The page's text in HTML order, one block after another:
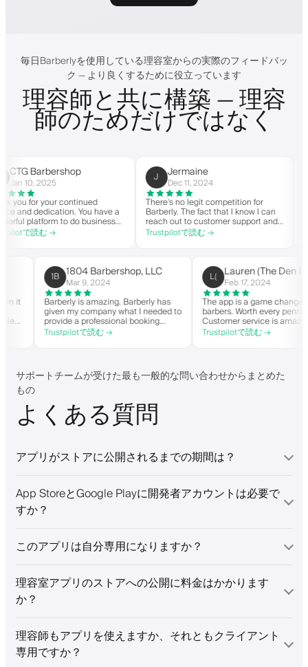
毎日Barberlyを使用している理容室からの実際のフィードバッ
ク — より良くするために役立っています
理容師と共に構築 — 理容
師のためだけではなく
Barbershop
2025
your continued
dedication. You have a
to do business
Thank you from
読む →
Jermaine
Dec 11, 2024
There's no legit competition for
Barberly. The fact that I know I can
reach out to customer support and
actually get help is a major reason I
stay. Barberly provides a ton of
Trustpilotで読む →
you
on the
highly
when it
able
1B 1804 Barbershop, LLC
Mar 9, 2024
Barberly is amazing. Barberly has
given my company what I needed to
provide a professional booking
experience for my clients. Their
team has been exceptional,
Trustpilotで読む →
L( Lauren (The
Feb 17, 2024
The app is a game
barbers. Worth
Customer service
helps with
they need.
Trustpilotで読む →
サポートチームが受けた最も一般的な問い合わせからまとめた
もの
よくある質問
アプリがストアに公開されるまでの期間は？
App StoreとGoogle Playに開発者アカウントは必要で
すか？
このアプリは自分専用になりますか？
理容室アプリのストアへの公開に料金はかかります
か？
理容師もアプリを使えますか、それともクライアント
専用ですか？